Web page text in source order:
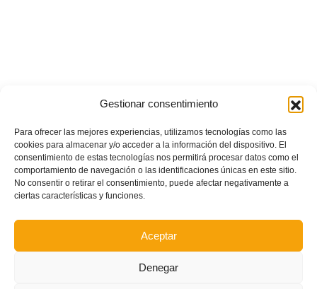
Gestionar consentimiento
Para ofrecer las mejores experiencias, utilizamos tecnologías como las
cookies para almacenar y/o acceder a la información del dispositivo. El
consentimiento de estas tecnologías nos permitirá procesar datos como el
comportamiento de navegación o las identificaciones únicas en este sitio.
No consentir o retirar el consentimiento, puede afectar negativamente a
ciertas características y funciones.
Aceptar
Denegar